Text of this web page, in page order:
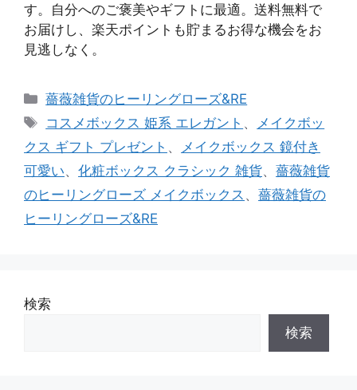
す。自分へのご褒美やギフトに最適。送料無料で
お届けし、楽天ポイントも貯まるお得な機会をお
見逃しなく。
カ
リ
ー
薔薇雑貨のヒーリングローズ&RE
タ
グ
コスメボックス 姫系 エレガント 、
メイクボッ
クス ギフト プレゼント 、
メイクボックス 鏡付き
可愛い、 化粧ボックス クラシック 雑貨、 薔薇雑貨
のヒーリングローズ メイクボックス 、 薔薇雑貨の
ヒーリングローズ&RE
検索
検索